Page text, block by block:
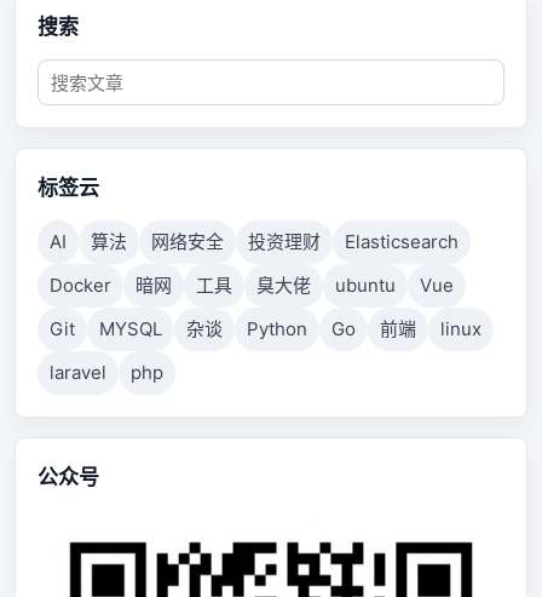
搜索
标签云
AI 算法 网络安全 投资理财
Elasticsearch
Docker
暗网 工具 臭大佬 ubuntu
Vue
Git
MYSQL 杂谈 Python Go 前端
linux
laravel
php
公众号